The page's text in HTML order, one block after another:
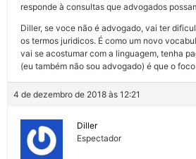
responde à consultas que advogados
Diller, se voce não é advogado, vai ter
os termos juridicos. É como um novo
vai se acostumar com a linguagem, tenha
(eu também não sou advogado) é que o
4 de dezembro de 2018 às 12:21
Diller
Espectador